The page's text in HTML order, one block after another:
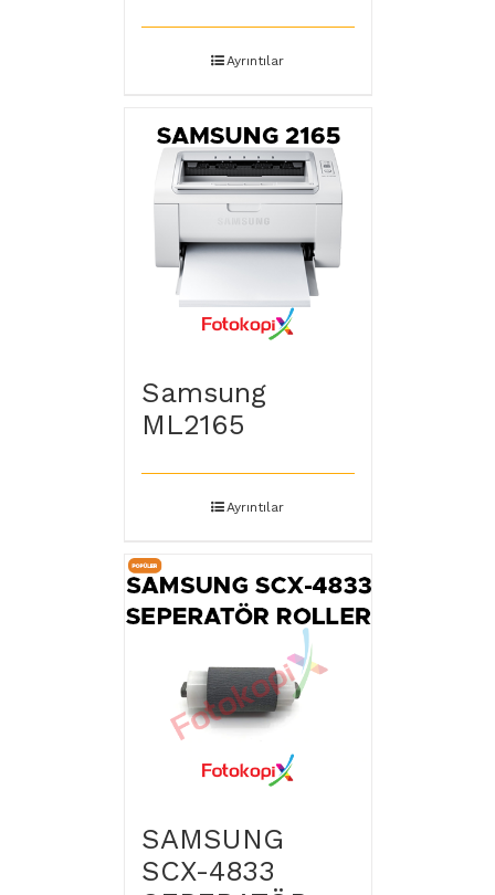
Ayrıntılar
Samsung
ML2165
Ayrıntılar
SAMSUNG
SCX-4833